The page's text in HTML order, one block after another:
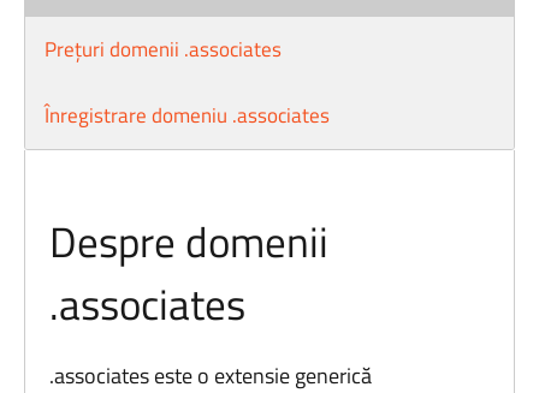
Prețuri domenii .associates
Înregistrare domeniu .associates
Despre domenii
.associates
.associates este o extensie generică